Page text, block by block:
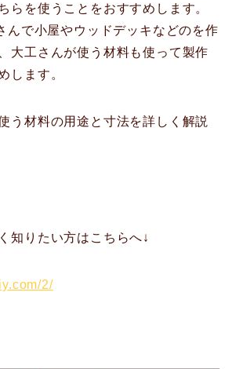
らを使うことをおすすめします。
んで小屋やウッドデッキなどのを作
大工さんが使う材料も使って製作
します。
う材料の用途と寸法を詳しく解説
知りたい方はこちらへ↓
2/